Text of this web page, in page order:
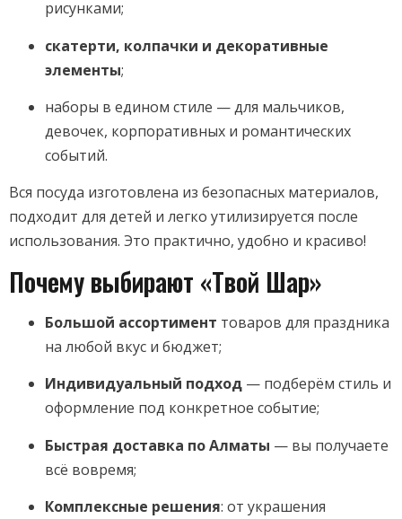
рисунками;
скатерти, колпачки и декоративные
элементы;
наборы в едином стиле — для мальчиков,
девочек, корпоративных и романтических
событий.
Вся посуда изготовлена из безопасных материалов,
подходит для детей и легко утилизируется после
использования. Это практично, удобно и красиво!
Почему выбирают «Твой Шар»
Большой ассортимент товаров для праздника
на любой вкус и бюджет;
Индивидуальный подход — подберём стиль и
оформление под конкретное событие;
Быстрая доставка по Алматы — вы получаете
всё вовремя;
Комплексные решения: от украшения